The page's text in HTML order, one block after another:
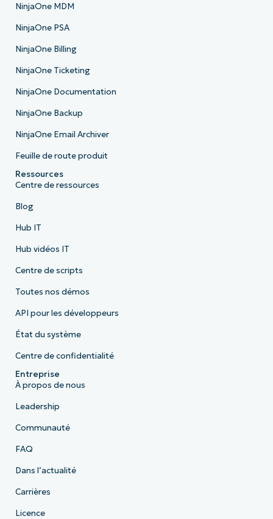
NinjaOne MDM
NinjaOne PSA
NinjaOne Billing
NinjaOne Ticketing
NinjaOne Documentation
NinjaOne Backup
NinjaOne Email Archiver
Feuille de route produit
Ressources
Centre de ressources
Blog
Hub IT
Hub vidéos IT
Centre de scripts
Toutes nos démos
API pour les développeurs
État du système
Centre de confidentialité
Entreprise
À propos de nous
Leadership
Communauté
FAQ
Dans l’actualité
Carrières
Licence